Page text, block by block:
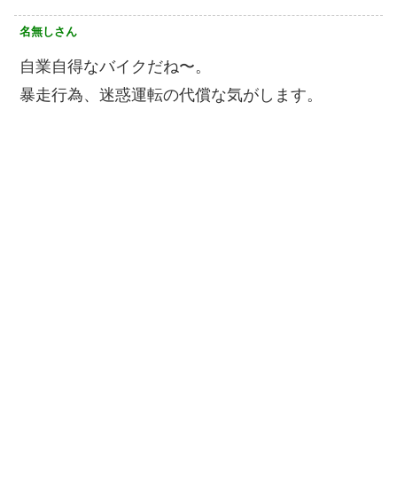
名無しさん
自業自得なバイクだね〜。
暴走行為、迷惑運転の代償な気がします。